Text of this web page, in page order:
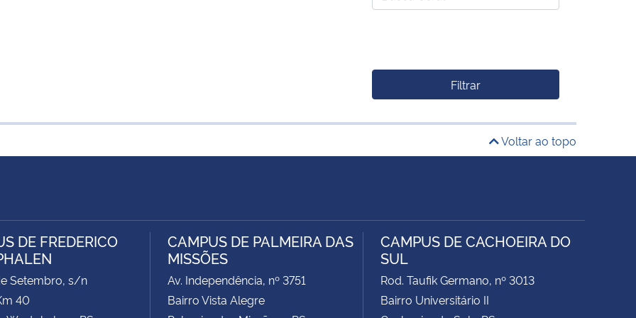
Filtrar
Voltar ao topo
DE FREDERICO
Setembro, s/n
40
CAMPUS DE PALMEIRA DAS
MISSÕES
Av. Independência, nº 3751
Bairro Vista Alegre
CAMPUS DE CACHOEIRA DO
SUL
Rod. Taufik Germano, nº 3013
Bairro Universitário II